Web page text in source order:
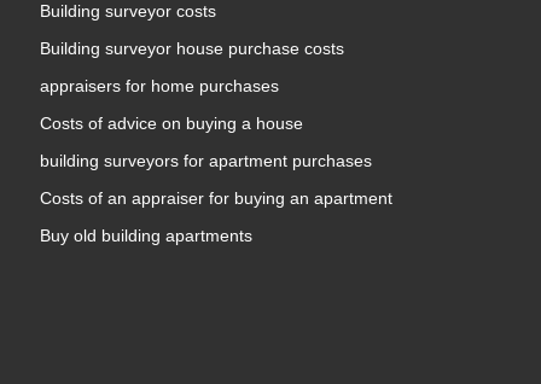
Building surveyor costs
Building surveyor house purchase costs
appraisers for home purchases
Costs of advice on buying a house
building surveyors for apartment purchases
Costs of an appraiser for buying an apartment
Buy old building apartments